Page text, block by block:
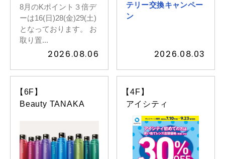
イベントスケジュール
よくある質問
お問い合わせ
Select Language ▼
8月のKポイント３倍デ
ーは16(日)28(金)29(土)
となっております。 お
取り置...
2026.08.06
テリー交換キャンペー
ン
2026.08.03
【6F】
Beauty TANAKA
【4F】
アイシティ